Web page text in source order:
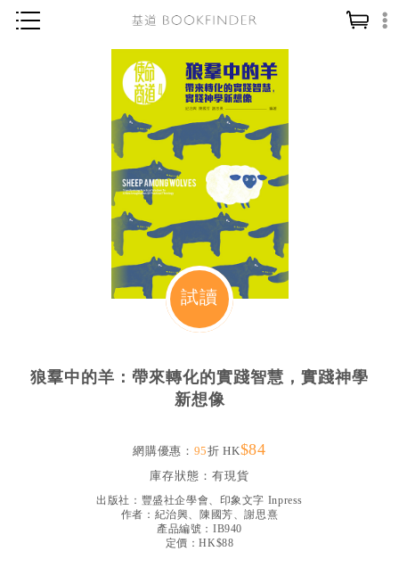
神學／教義
讀經／研經
信仰入門
教會歷史
靈修／禱告
信徒生活
教會事工
哲學／宗教比較
文藝／勵志
精選影音
試讀
狼羣中的羊：帶來轉化的實踐智慧，實踐神學
新想像
網購優惠： 95折 HK$84
庫存狀態： 有現貨
出版社： 豐盛社企學會、印象文字 Inpress
作者： 紀治興、陳國芳、謝思熹
產品編號：IB940
定價：HK$88